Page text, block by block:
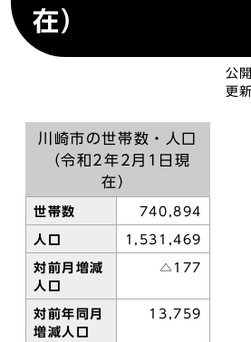
在）
公
更
川崎市の世帯数・人口
（令和2年2月1日現
在）
世帯数 740,894
人口 1,531,469
対前月増減
人口
△177
対前年同月
増減人口
13,759